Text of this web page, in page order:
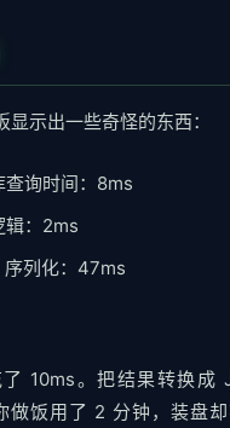
示出一些奇怪的东西：
查询时间：8ms
辑：2ms
序列化：47ms
10ms。把结果转换成
做饭用了 2 分钟，装盘